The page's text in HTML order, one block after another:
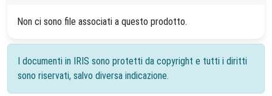
Non ci sono file associati a questo prodotto.
I documenti in IRIS sono protetti da copyright e tutti i diritti
sono riservati, salvo diversa indicazione.